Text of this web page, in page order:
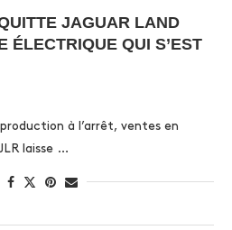
JAGUAR LAND
ÉLECTRIQUE QUI S’EST
à l’arrêt, ventes en
laisse …